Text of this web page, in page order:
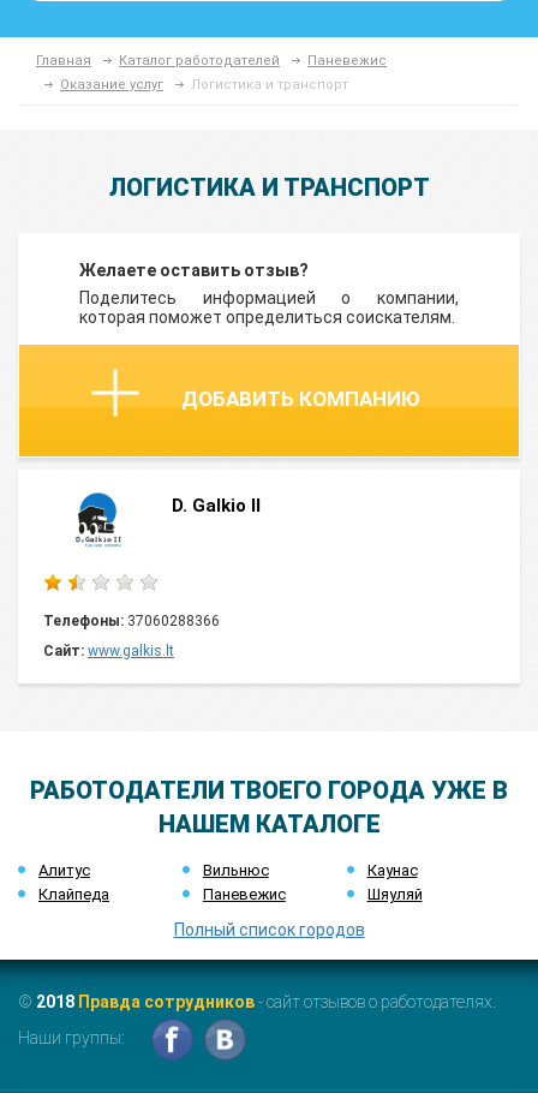
Главная Каталог работодателей
Паневежис
Оказание услуг
Логистика и транспорт
ЛОГИСТИКА И ТРАНСПОРТ
Желаете оставить отзыв?
Поделитесь информацией о компании,
которая поможет определиться соискателям.
ДОБАВИТЬ КОМПАНИЮ
D. Galkio II
Телефоны: 37060288366
Сайт: www.galkis.lt
РАБОТОДАТЕЛИ ТВОЕГО ГОРОДА УЖЕ В
НАШЕМ КАТАЛОГЕ
Алитус Вильнюс
Каунас
Клайпеда
Паневежис Шяуляй
Полный список городов
© 2018 Правда сотрудников- сайт отзывов о работодателях.
Наши группы: